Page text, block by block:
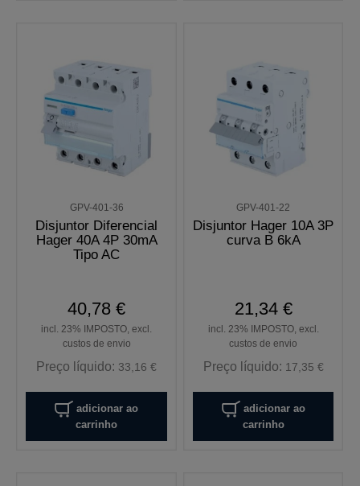
GPV-401-36
Disjuntor Diferencial
Hager 40A 4P 30mA
Tipo AC
40,78 €
incl. 23% IMPOSTO, excl.
custos de envio
Preço líquido: 33,16 €
adicionar ao
carrinho
GPV-401-22
Disjuntor Hager 10A 3P
curva B 6kA
21,34 €
incl. 23% IMPOSTO, excl.
custos de envio
Preço líquido: 17,35 €
adicionar ao
carrinho